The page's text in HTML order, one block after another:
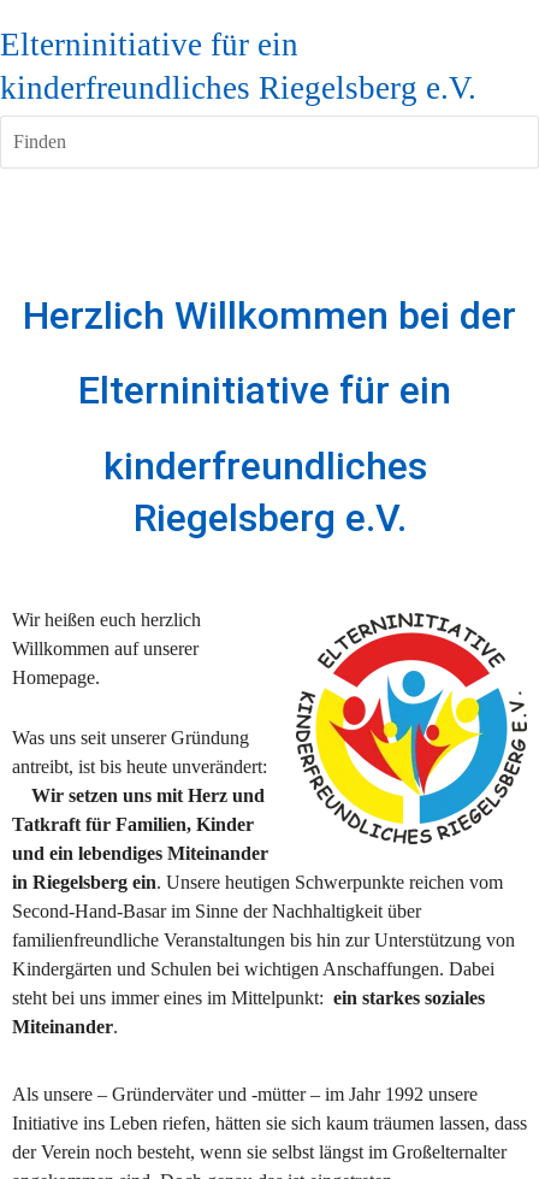
Elterninitiative für ein
kinderfreundliches Riegelsberg e.V.
Finden
Herzlich Willkommen bei der
Elterninitiative für ein
kinderfreundliches
Riegelsberg e.V.
Wir heißen euch herzlich
Willkommen auf unserer
Homepage.
Was uns seit unserer Gründung
antreibt, ist bis heute unverändert:
Wir setzen uns mit Herz und
Tatkraft für Familien, Kinder
und ein lebendiges Miteinander
in Riegelsberg ein. Unsere heutigen Schwerpunkte reichen vom
Second-Hand-Basar im Sinne der Nachhaltigkeit über
familienfreundliche Veranstaltungen bis hin zur Unterstützung von
Kindergärten und Schulen bei wichtigen Anschaffungen. Dabei
steht bei uns immer eines im Mittelpunkt: ein starkes soziales
Miteinander.
Als unsere – Gründerväter und -mütter – im Jahr 1992 unsere
Initiative ins Leben riefen, hätten sie sich kaum träumen lassen, dass
der Verein noch besteht, wenn sie selbst längst im Großelternalter